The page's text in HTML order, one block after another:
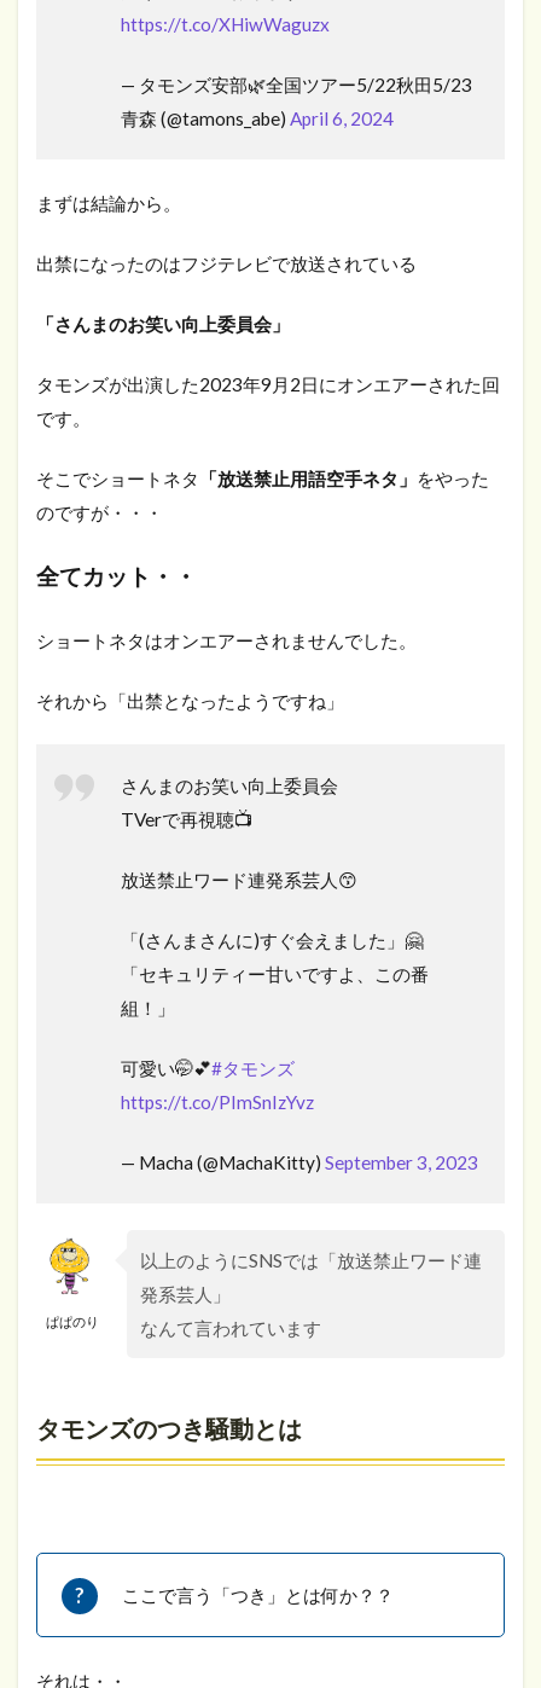
https://t.co/XHiwWaguzx
— タモンズ安部🌿全国ツアー5/22秋田5/23
青森 (@tamons_abe) April 6, 2024
まずは結論から。
出禁になったのはフジテレビで放送されている
「さんまのお笑い向上委員会」
タモンズが出演した2023年9月2日にオンエアーされた回
です。
そこでショートネタ 「放送禁止用語空手ネタ」 をやった
のですが・・・
全てカット・・
ショートネタはオンエアーされませんでした。
それから「出禁となったようですね」
さんまのお笑い向上委員会
TVerで再視聴📺
放送禁止ワード連発系芸人😙
「(さんまさんに)すぐ会えました」🤗
「セキュリティー甘いですよ、この番
組！」
可愛い🤭💕#タモンズ
https://t.co/PImSnIzYvz
— Macha (@MachaKitty) September 3, 2023
ぱぱのり
以上のようにSNSでは「放送禁止ワード連
発系芸人」
なんて言われています
タモンズのつき騒動とは
ここで言う「つき」とは何か？？
それは・・